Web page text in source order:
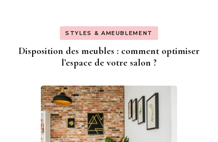
STYLES & AMEUBLEMENT
Disposition des meubles : comment optimiser
l’espace de votre salon ?